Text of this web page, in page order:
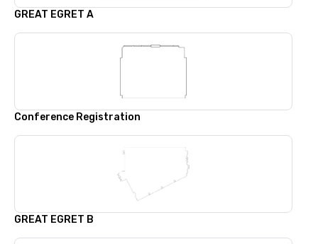
GREAT EGRET A
Conference Registration
GREAT EGRET B